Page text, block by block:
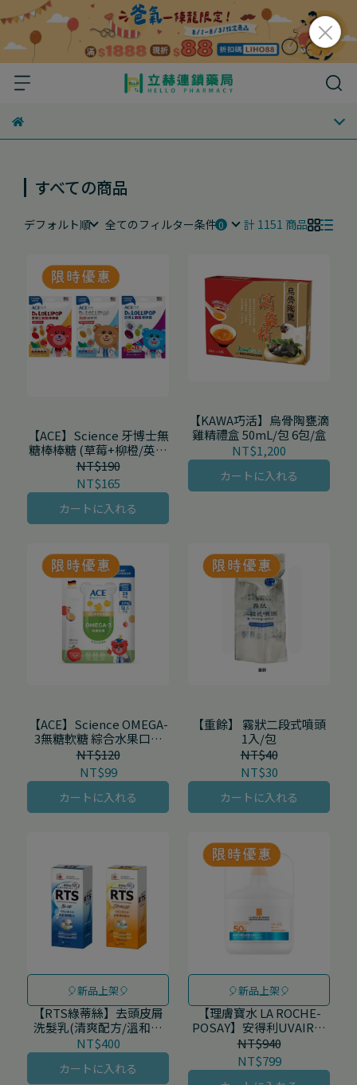
すべての商品
デフォルト順 全てのフィルター条件 計 1151 商品
【ACE】Science 牙博士無
糖棒棒糖 (草莓+柳橙/英式
牛奶糖+香草/葡萄+青蘋
果) 8支/袋
NT$165
NT$190
カートに入れる
【KAWA巧活】烏骨陶甕滴
雞精禮盒 50mL/包 6包/盒
NT$1,200
カートに入れる
【ACE】Science OMEGA-
3無糖軟糖 綜合水果口味
10顆/包
NT$99
NT$120
カートに入れる
【重餘】 霧狀二段式噴頭
1入/包
NT$30
NT$40
カートに入れる
🎈新品上架🎈
【RTS綠蒂絲】去頭皮屑
洗髮乳(清爽配方/溫和配
方)200g/罐
NT$400
カートに入れる
🎈新品上架🎈
【理膚寶水 LA ROCHE-
POSAY】安得利UVAIR空
氣感極效精華防曬 50mL/
罐
NT$799
NT$940